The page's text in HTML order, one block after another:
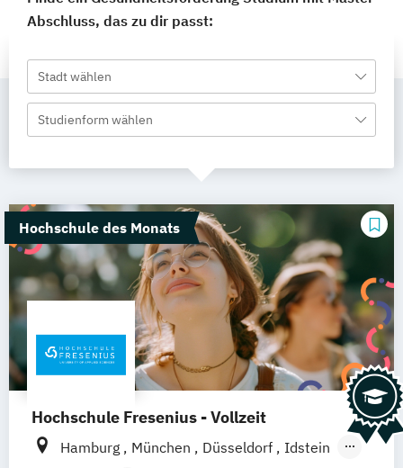
Abschluss, das zu dir passt:
Stadt wählen
Studienform wählen
Hochschule des Monats
Hochschule Fresenius - Vollzeit
Hamburg München Düsseldorf
Idstein